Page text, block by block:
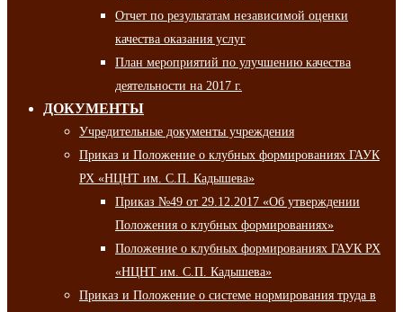
Отчет по результатам независимой оценки
качества оказания услуг
План мероприятий по улучшению качества
деятельности на 2017 г.
ДОКУМЕНТЫ
Учредительные документы учреждения
Приказ и Положение о клубных формированиях ГАУК
РХ «НЦНТ им. С.П. Кадышева»
Приказ №49 от 29.12.2017 «Об утверждении
Положения о клубных формированиях»
Положение о клубных формированиях ГАУК РХ
«НЦНТ им. С.П. Кадышева»
Приказ и Положение о системе нормирования труда в